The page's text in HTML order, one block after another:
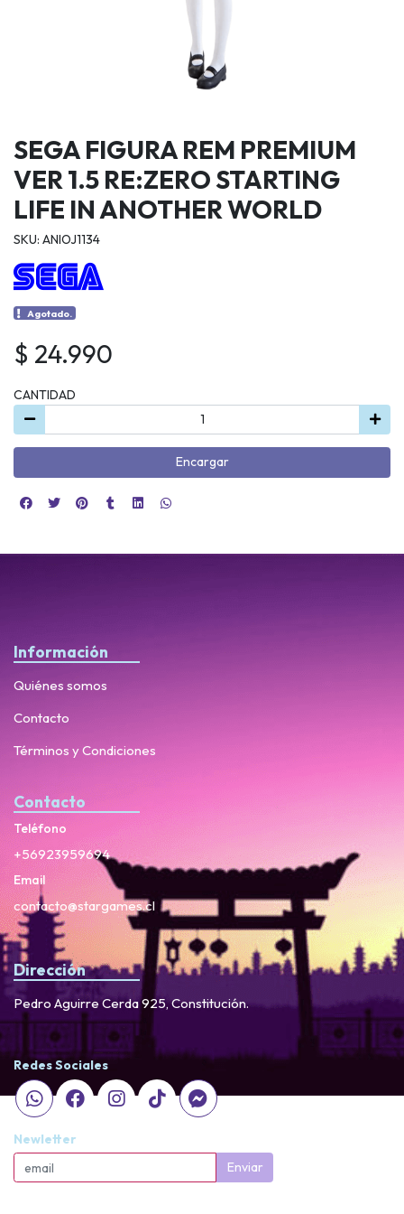
SEGA FIGURA REM PREMIUM
VER 1.5 RE:ZERO STARTING
LIFE IN ANOTHER WORLD
SKU: ANIOJ1134
Agotado.
$ 24.990
CANTIDAD
Encargar
Información
Quiénes somos
Contacto
Términos y Condiciones
Contacto
Teléfono
+56923959694
Email
contacto@stargames.cl
Dirección
Pedro Aguirre Cerda 925, Constitución.
Redes Sociales
Newletter
Enviar